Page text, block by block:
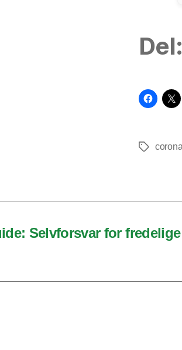
Del:
Tagscorona
Selvforsvar for